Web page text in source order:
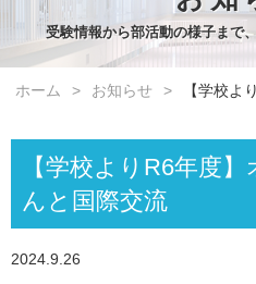
受験情報から部活動の様子まで
ホーム お知らせ
【学校よ
【学校よりR6年度
んと国際交流
2024.9.26